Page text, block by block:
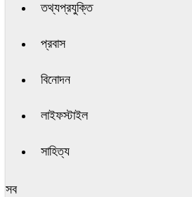
তথ্যপ্রযুক্তি
প্রবাস
বিনোদন
লাইফস্টাইল
সাহিত্য
সব